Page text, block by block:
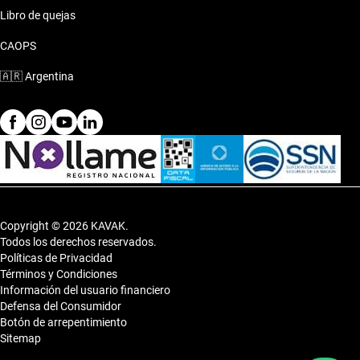
Libro de quejas
CAOPS
🇦🇷Argentina
Copyright © 2026 KAVAK.
Todos los derechos reservados.
Políticas de Privacidad
Términos y Condiciones
Información del usuario financiero
Defensa del Consumidor
Botón de arrepentimiento
Sitemap